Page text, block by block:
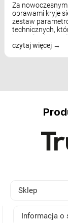
Za nowoczesnymi
oprawami kryje
zestaw
technicznych,
bezpośrednio
na komfort
czytaj więcej
Sklep
Informacja o